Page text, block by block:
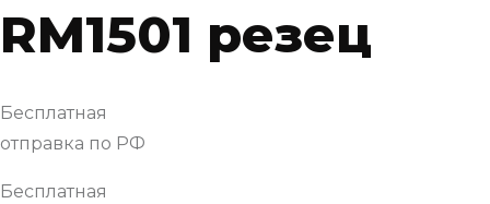
RM1501 резец
Бесплатная
отправка по РФ
Бесплатная